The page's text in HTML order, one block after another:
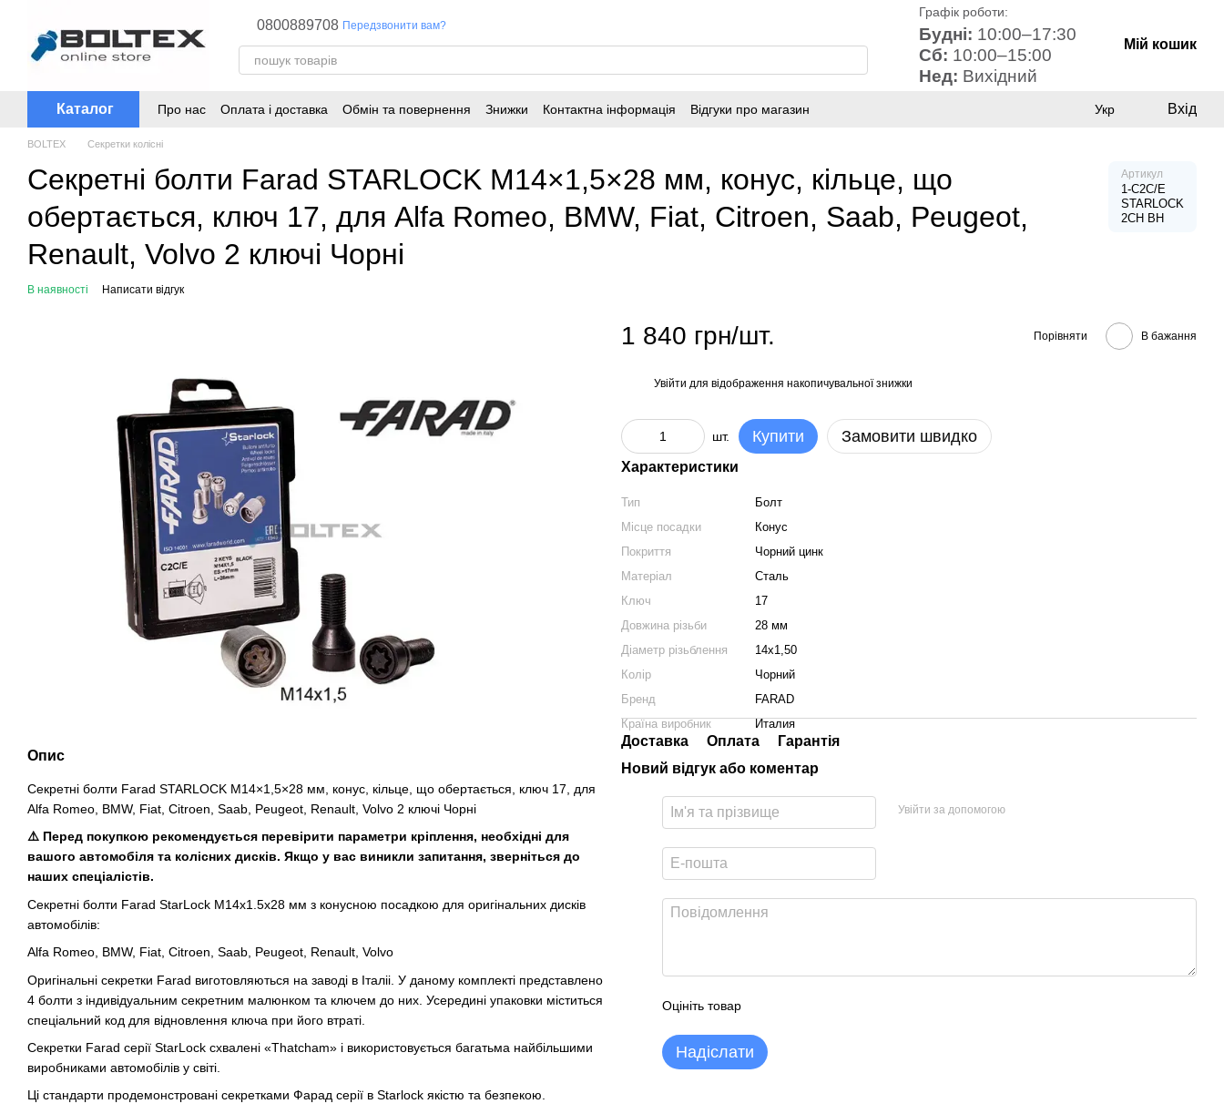
0800889708 Передзвонити вам?
Графік роботи:
Будні: 10:00–17:30
Сб: 10:00–15:00
Нед: Вихідний
Мій кошик
Каталог Про нас Оплата і доставка Обмін та повернення Знижки Контактна інформація Відгуки про магазин Укр Вхід
BOLTEX Секретки колісні
Секретні болти Farad STARLOCK M14×1,5×28 мм, конус, кільце, що
обертається, ключ 17, для Alfa Romeo, BMW, Fiat, Citroen, Saab, Peugeot,
Renault, Volvo 2 ключі Чорні
Артикул
1-C2C/E
STARLOCK
2CH BH
В наявності Написати відгук
Опис
Секретні болти Farad STARLOCK M14×1,5×28 мм, конус, кільце, що обертається, ключ 17, для
Alfa Romeo, BMW, Fiat, Citroen, Saab, Peugeot, Renault, Volvo 2 ключі Чорні
⚠️ Перед покупкою рекомендується перевірити параметри кріплення, необхідні для
вашого автомобіля та колісних дисків. Якщо у вас виникли запитання, зверніться до
наших спеціалістів.
Секретні болти Farad StarLock М14х1.5х28 мм з конусною посадкою для оригінальних дисків
автомобілів:
Alfa Romeo, BMW, Fiat, Citroen, Saab, Peugeot, Renault, Volvo
Оригінальні секретки Farad виготовляються на заводі в Італіі. У даному комплекті представлено
4 болти з індивідуальним секретним малюнком та ключем до них. Усередині упаковки міститься
спеціальний код для відновлення ключа при його втраті.
Секретки Farad серії StarLock схвалені «Thatcham» і використовується багатьма найбільшими
виробниками автомобілів у світі.
Ці стандарти продемонстровані секретками Фарад серії в Starlock якістю та безпекою.
1 840 грн/шт. Порівняти В бажання
Увійти для відображення накопичувальної знижки
шт. Купити Замовити швидко
Характеристики
Тип
Болт
Місце посадки
Конус
Покриття
Чорний цинк
Матеріал
Сталь
Ключ
17
Довжина різьби
28 мм
Діаметр різьблення
14x1,50
Колір
Чорний
Бренд
FARAD
Країна виробник
Италия
Доставка Оплата
Гарантія
Новий відгук або коментар
Увійти за допомогою
Оцініть товар
Надіслати